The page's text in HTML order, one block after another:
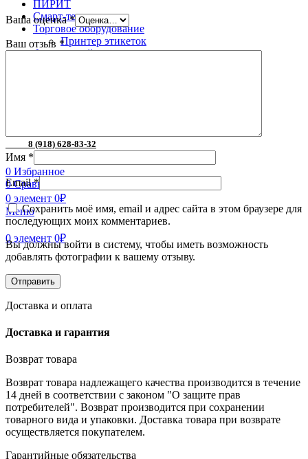
ПИРИТ
Смарт-терминалы
Торговое оборудование
Принтер этикеток
Фискальный регистратор
8 (918) 628-83-32
0 Избранное
0 Сравнить
0 элемент 0₽
Меню
0элемент 0₽
Ваша оценка*
Ваш отзыв *
Имя *
Email*
Сохранить моё имя, email и адрес сайта в этом браузере для
последующих моих комментариев.
Вы должны войти в систему, чтобы иметь возможность
добавлять фотографии к вашему отзыву.
Доставка и оплата
Доставка и гарантия
Возврат товара
Возврат товара надлежащего качества производится в течение
14 дней в соответствии с законом "О защите прав
потребителей". Возврат производится при сохранении
товарного вида и упаковки. Доставка товара при возврате
осуществляется покупателем.
Гарантийные обязательства